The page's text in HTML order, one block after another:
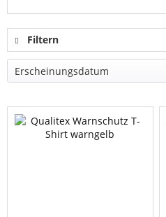
Filtern